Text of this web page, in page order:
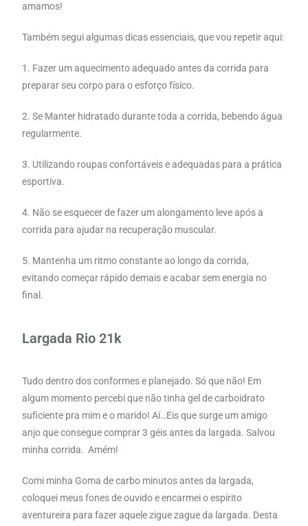
amamos!
Também segui algumas dicas essenciais, que vou repetir aqui:
1. Fazer um aquecimento adequado antes da corrida para
preparar seu corpo para o esforço físico.
2. Se Manter hidratado durante toda a corrida, bebendo água
regularmente.
3. Utilizando roupas confortáveis e adequadas para a prática
esportiva.
4. Não se esquecer de fazer um alongamento leve após a
corrida para ajudar na recuperação muscular.
5. Mantenha um ritmo constante ao longo da corrida,
evitando começar rápido demais e acabar sem energia no
final.
Largada Rio 21k
Tudo dentro dos conformes e planejado. Só que não! Em
algum momento percebi que não tinha gel de carboidrato
suficiente pra mim e o marido! Aí…Eis que surge um amigo
anjo que consegue comprar 3 géis antes da largada. Salvou
minha corrida. Amém!
Comi minha Goma de carbo minutos antes da largada,
coloquei meus fones de ouvido e encarmei o espírito
aventureira para fazer aquele zigue zague da largada. Desta